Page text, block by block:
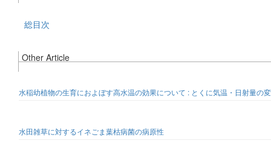
総目次
Other Article
水稲幼植物の生育におよぼす高水温の効果について : とくに気温・日射量の
水田雑草に対するイネごま葉枯病菌の病原性